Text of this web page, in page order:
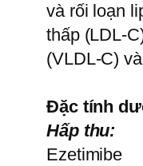
và rối loạn
thấp (LDL-
(VLDL-C)
Đặc tính
Hấp thu:
Ezetimibe